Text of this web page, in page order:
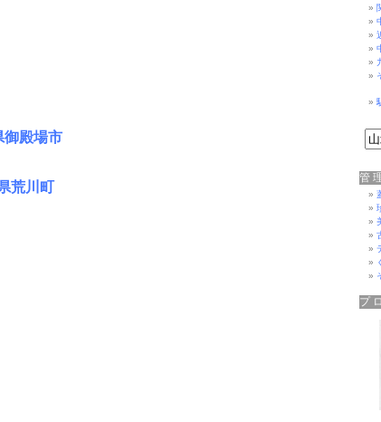
御殿場市
荒川町
管
プ